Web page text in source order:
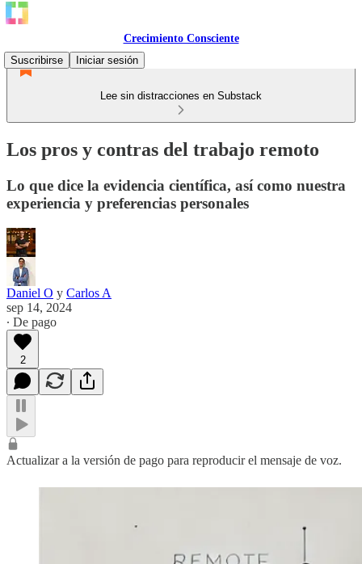
Crecimiento Consciente
Suscribirse
Iniciar sesión
Lee sin distracciones en Substack
Los pros y contras del trabajo remoto
Lo que dice la evidencia científica, así como nuestra
experiencia y preferencias personales
Daniel O y Carlos A
sep 14, 2024
∙ De pago
2
Actualizar a la versión de pago para reproducir el mensaje de voz.